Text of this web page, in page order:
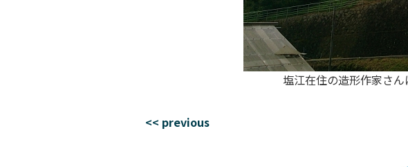
塩江在住の造形作家さ
<< previous